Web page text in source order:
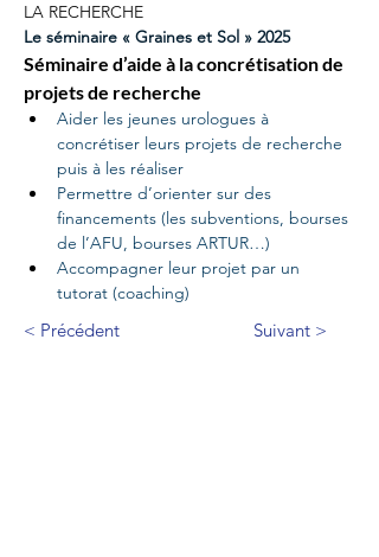
LA RECHERCHE
Le séminaire « Graines et Sol » 2025
Séminaire d’aide à la concrétisation de
projets de recherche
Aider les jeunes urologues à
concrétiser leurs projets de recherche
puis à les réaliser
Permettre d’orienter sur des
financements (les subventions, bourses
de l’AFU, bourses ARTUR…)
Accompagner leur projet par un
tutorat (coaching)
< Précédent Suivant >